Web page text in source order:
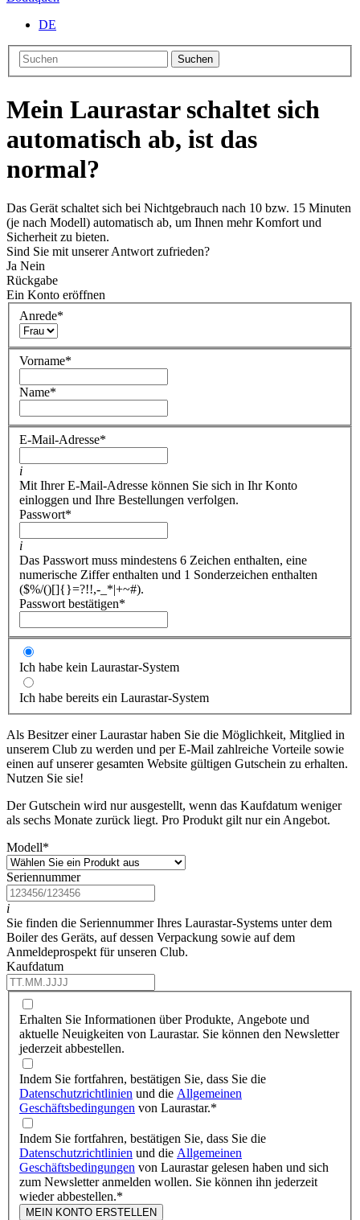
DE
Suchen
Mein Laurastar schaltet sich
automatisch ab, ist das
normal?
Das Gerät schaltet sich bei Nichtgebrauch nach 10 bzw. 15 Minuten
(je nach Modell) automatisch ab, um Ihnen mehr Komfort und
Sicherheit zu bieten.
Sind Sie mit unserer Antwort zufrieden?
Ja Nein
Rückgabe
Ein Konto eröffnen
Anrede*
Vorname*
Name*
E-Mail-Adresse*
i
Mit Ihrer E-Mail-Adresse können Sie sich in Ihr Konto
einloggen und Ihre Bestellungen verfolgen.
Passwort*
i
Das Passwort muss mindestens 6 Zeichen enthalten, eine
numerische Ziffer enthalten und 1 Sonderzeichen enthalten
($%/()[]{}=?!!,-_*|+~#).
Passwort bestätigen*
Ich habe kein Laurastar-System
Ich habe bereits ein Laurastar-System
Als Besitzer einer Laurastar haben Sie die Möglichkeit, Mitglied in
unserem Club zu werden und per E-Mail zahlreiche Vorteile sowie
einen auf unserer gesamten Website gültigen Gutschein zu erhalten.
Nutzen Sie sie!
Der Gutschein wird nur ausgestellt, wenn das Kaufdatum weniger
als sechs Monate zurück liegt. Pro Produkt gilt nur ein Angebot.
Modell*
Seriennummer
i
Sie finden die Seriennummer Ihres Laurastar-Systems unter dem
Boiler des Geräts, auf dessen Verpackung sowie auf dem
Anmeldeprospekt für unseren Club.
Kaufdatum
Erhalten Sie Informationen über Produkte, Angebote und
aktuelle Neuigkeiten von Laurastar. Sie können den Newsletter
jederzeit abbestellen.
Indem Sie fortfahren, bestätigen Sie, dass Sie die
Datenschutzrichtlinien und die Allgemeinen
Geschäftsbedingungen von Laurastar.*
Indem Sie fortfahren, bestätigen Sie, dass Sie die
Datenschutzrichtlinien und die Allgemeinen
Geschäftsbedingungen von Laurastar gelesen haben und sich
zum Newsletter anmelden wollen. Sie können ihn jederzeit
wieder abbestellen.*
MEIN KONTO ERSTELLEN